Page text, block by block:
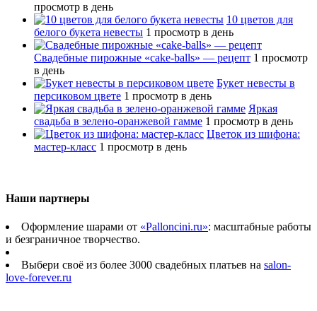
просмотр в день
10 цветов для
белого букета невесты 1 просмотр в день
Свадебные пирожные «cake-balls» — рецепт 1 просмотр
в день
Букет невесты в
персиковом цвете 1 просмотр в день
Яркая
свадьба в зелено-оранжевой гамме 1 просмотр в день
Цветок из шифона:
мастер-класс 1 просмотр в день
Наши партнеры
Оформление шарами от «Palloncini.ru»: масштабные работы
и безграничное творчество.
Выбери своё из более 3000 свадебных платьев на salon-
love-forever.ru